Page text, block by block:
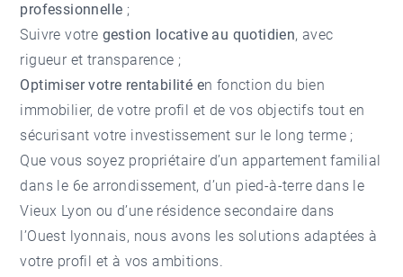
professionnelle ;
Suivre votre gestion locative au quotidien, avec
rigueur et transparence ;
Optimiser votre rentabilité en fonction du bien
immobilier, de votre profil et de vos objectifs tout en
sécurisant votre investissement sur le long terme ;
Que vous soyez propriétaire d’un appartement familial
dans le 6e arrondissement, d’un pied-à-terre dans le
Vieux Lyon ou d’une résidence secondaire dans
l’Ouest lyonnais, nous avons les solutions adaptées à
votre profil et à vos ambitions.